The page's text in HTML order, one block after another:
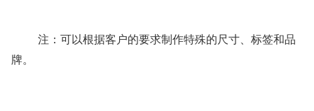
注：可以根据客户的要求制作特殊的尺寸、标签和品
牌。